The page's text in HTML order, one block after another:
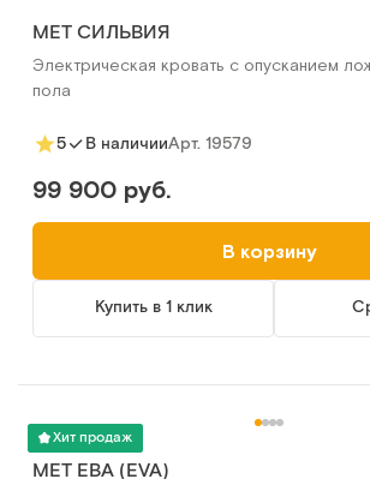
MET СИЛЬВИЯ
Электрическая кровать с опусканием
пола
5 В наличииАрт. 19579
99 900 руб.
В корзину
Купить в 1 клик
Хит продаж
MET ЕВА (EVA)